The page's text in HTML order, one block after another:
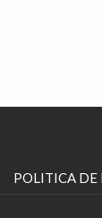
ABRE
POLITICA DE